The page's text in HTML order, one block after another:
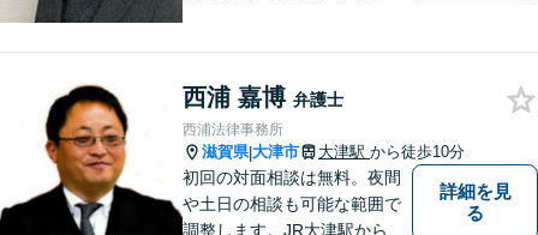
進できることがございます。
どうぞ当事務所にご相談くだ
さい。
西浦 嘉博 弁護士
西浦法律事務所
滋賀県|大津市 大津駅 から徒歩10分
初回の対面相談は無料。夜間
や土日の相談も可能な範囲で
調整します。JR大津駅から徒
詳細を見
る